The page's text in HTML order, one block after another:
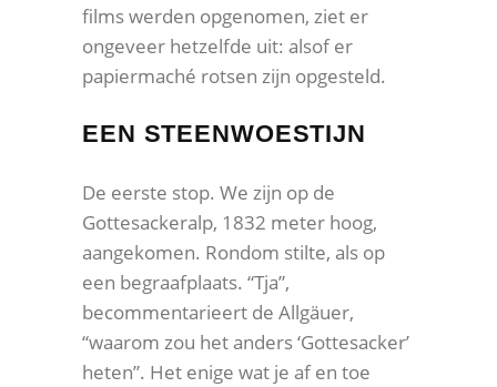
films werden opgenomen, ziet er
ongeveer hetzelfde uit: alsof er
papiermaché rotsen zijn opgesteld.
EEN STEENWOESTIJN
De eerste stop. We zijn op de
Gottesackeralp, 1832 meter hoog,
aangekomen. Rondom stilte, als op
een begraafplaats. “Tja”,
becommentarieert de Allgäuer,
“waarom zou het anders ‘Gottesacker’
heten”. Het enige wat je af en toe